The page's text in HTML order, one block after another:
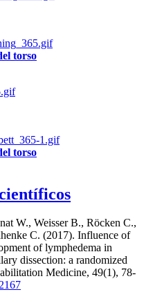
torso
torso
W., Weisser B., Röcken C.,
C. (2017). Influence of
of lymphedema in
dissection: a randomized
Medicine, 49(1), 78-